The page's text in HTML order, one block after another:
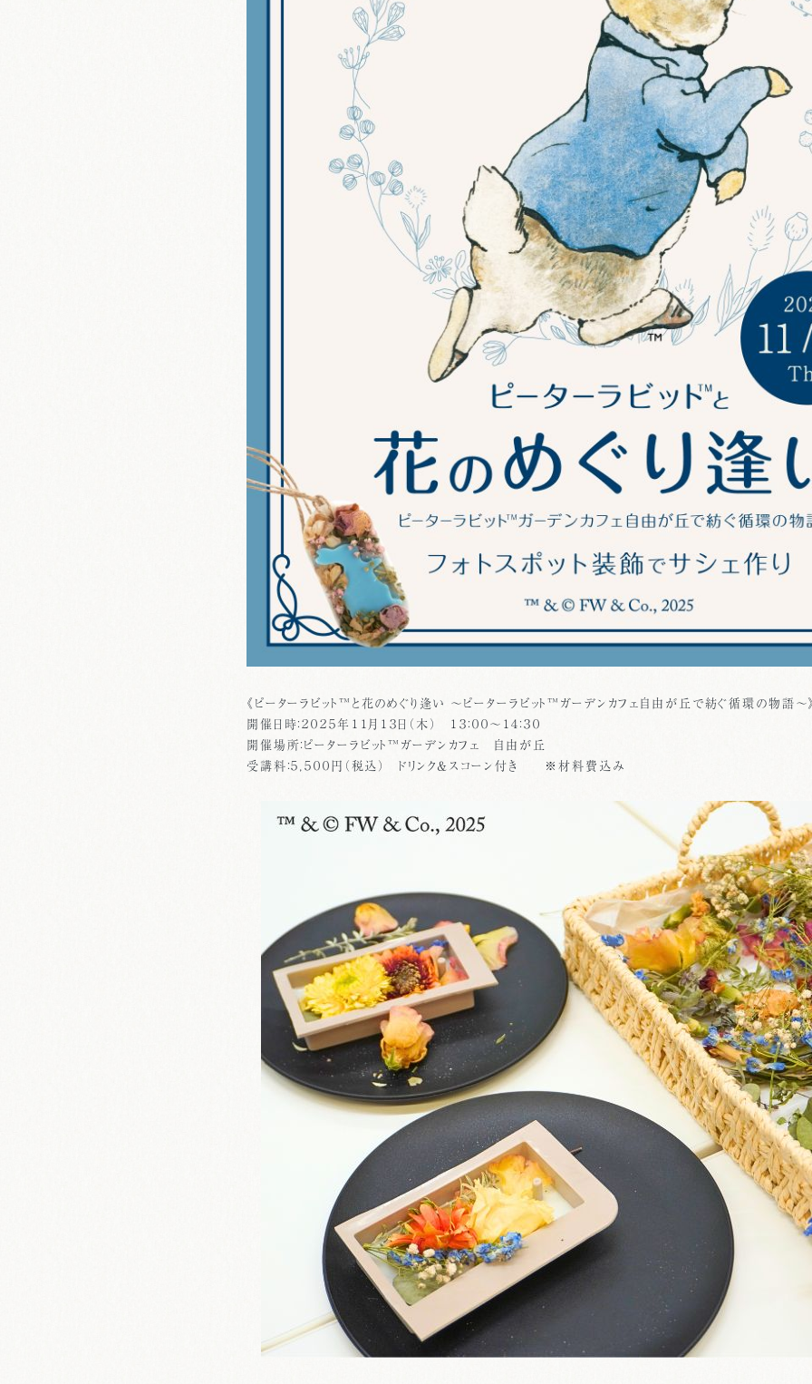
《ピーターラビット™と花のめぐり逢い ～ピーターラビット™ガーデンカフェ自由が丘で紡ぐ循環の物語～
開催日時：２０２５年１１月１３日（木） １３：００～１４：３０
開催場所：ピーターラビット™ガーデンカフェ 自由が丘
受講料：５，５００円（税込） ドリンク＆スコーン付き ※材料費込み